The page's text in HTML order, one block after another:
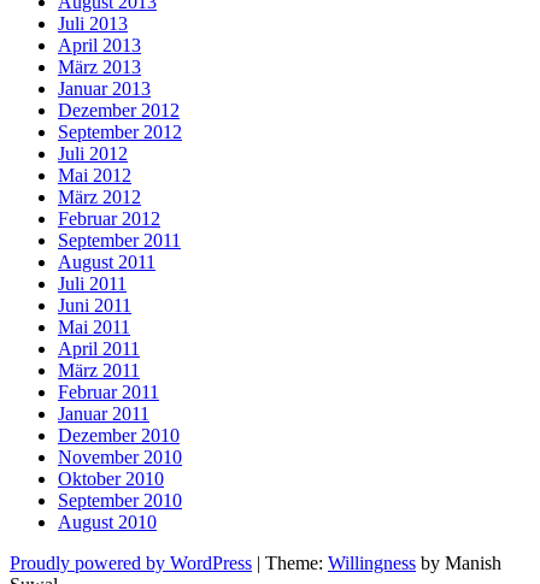
Juli 2013
April 2013
März 2013
Januar 2013
Dezember 2012
September 2012
Juli 2012
Mai 2012
März 2012
Februar 2012
September 2011
August 2011
Juli 2011
Juni 2011
Mai 2011
April 2011
März 2011
Februar 2011
Januar 2011
Dezember 2010
November 2010
Oktober 2010
September 2010
August 2010
Proudly powered by WordPress | Theme: Willingness by Manish